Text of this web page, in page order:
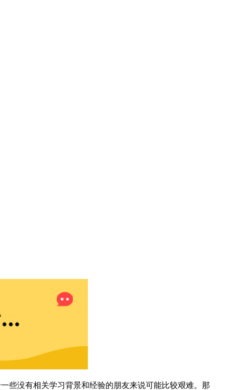
些没有相关学习背景和经验的朋友来说可能比较艰难。那